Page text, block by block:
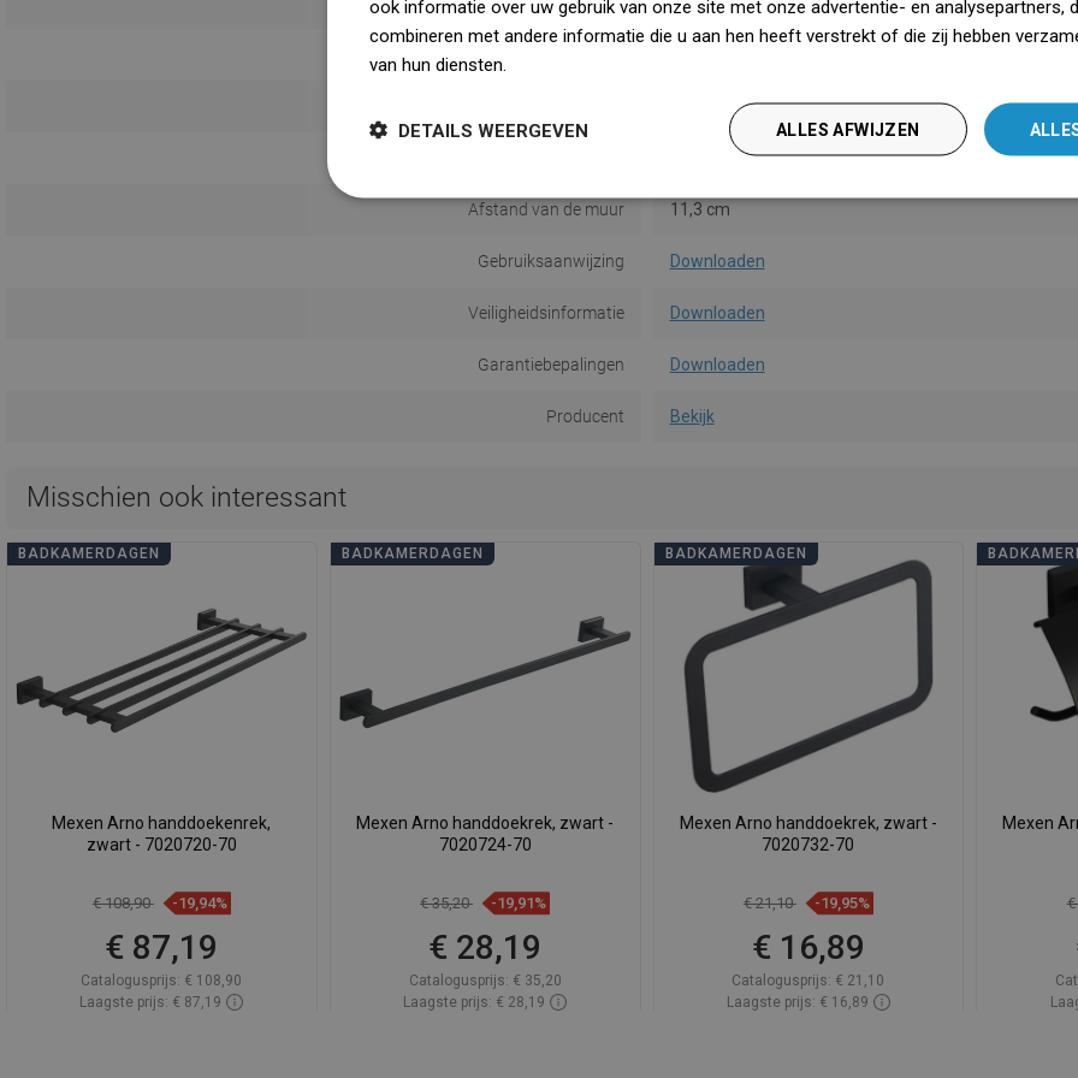
Op deuvels
Afstand van de muur 11,3 cm
Gebruiksaanwijzing Downloaden
Veiligheidsinformatie Downloaden
Garantiebepalingen Downloaden
Producent Bekijk
Misschien ook interessant
BADKAMERDAGEN
Mexen Arno handdoekenrek,
zwart - 7020720-70
€ 108,90 -19,94%
€ 87,19
Catalogusprijs: € 108,90
Laagste prijs: € 87,19
BADKAMERDAGEN
Mexen Arno handdoekrek, zwart -
7020724-70
€ 35,20 -19,91%
€ 28,19
Catalogusprijs: € 35,20
Laagste prijs: € 28,19
BADKAMERDAGEN
Mexen Arno handdoekrek, zwart -
7020732-70
€ 21,10 -19,95%
€ 16,89
Catalogusprijs: € 21,10
Laagste prijs: € 16,89
Mexen
ook informatie over uw gebruik van onze site met onze advertentie- en analysepartners,
combineren met andere informatie die u aan hen heeft verstrekt of die zij hebben
van hun diensten.
ALLES AFWIJZEN
DETAILS WEERGEVEN